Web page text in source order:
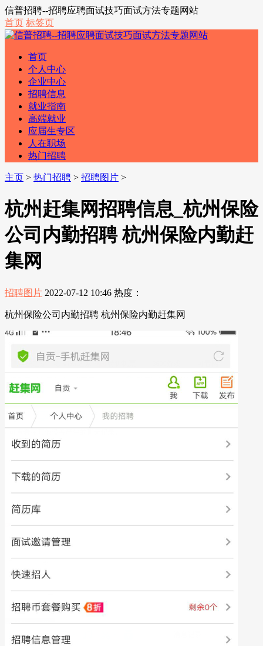
信普招聘--招聘应聘面试技巧面试方法专题网站
首页 标签页
首页
个人中心
企业中心
招聘信息
就业指南
高端就业
应届生专区
人在职场
热门招聘
主页 > 热门招聘 > 招聘图片 >
杭州赶集网招聘信息_杭州保险
公司内勤招聘 杭州保险内勤赶
集网
招聘图片 2022-07-12 10:46 热度：
杭州保险公司内勤招聘 杭州保险内勤赶集网